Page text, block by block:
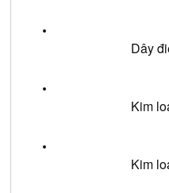
Dây
Kim
Kim